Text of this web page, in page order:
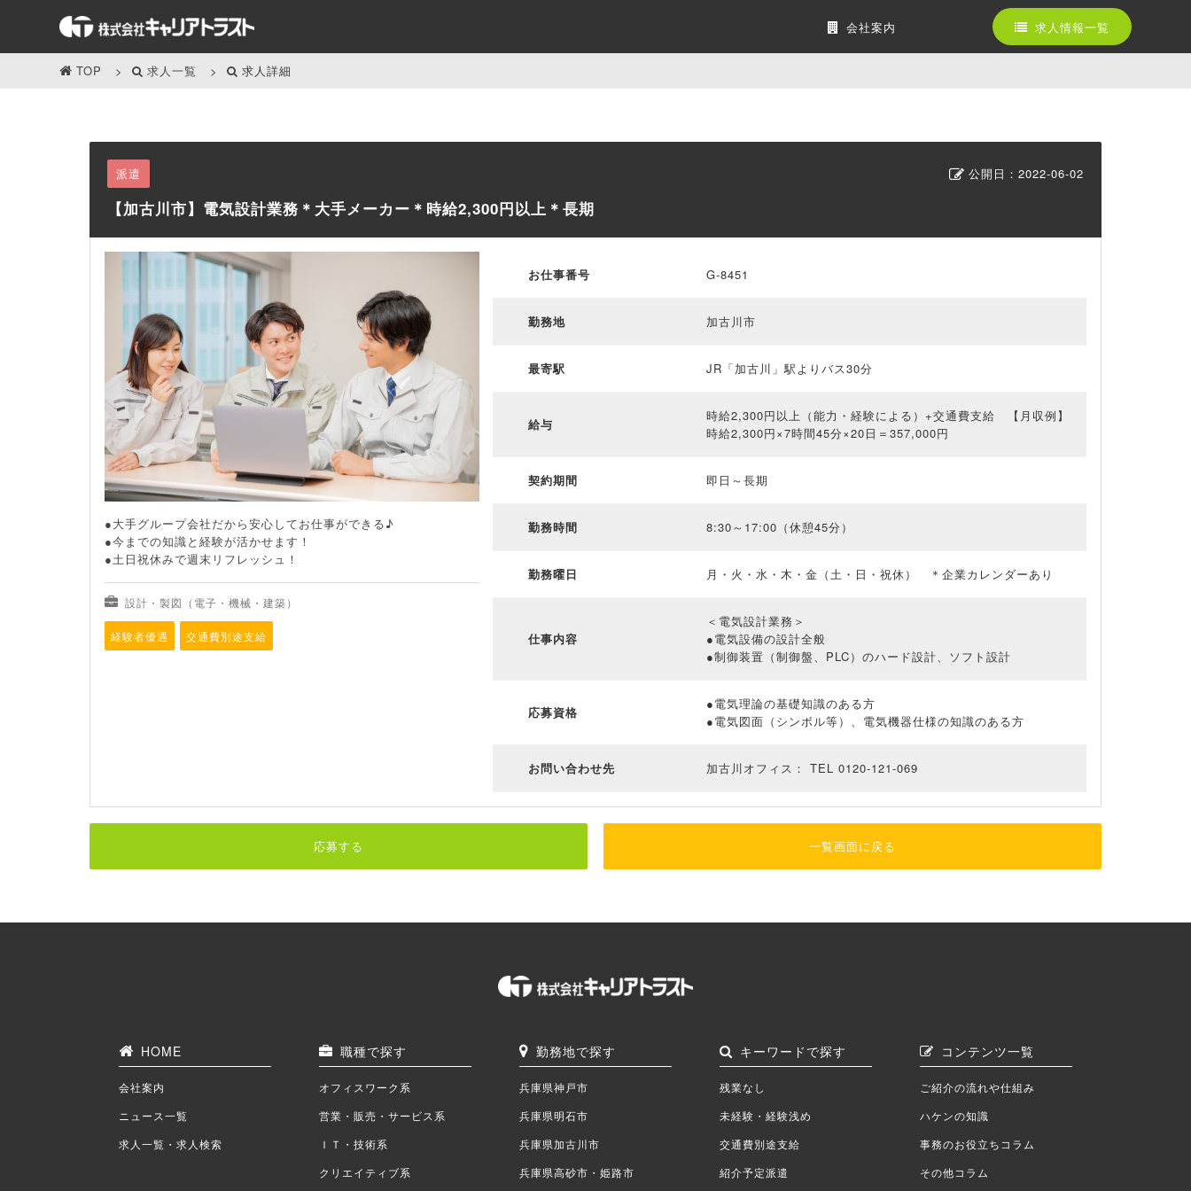
会社案内 求人情報一覧
TOP 求人一覧 求人詳細
公開日：2022-06-02
派遣
【加古川市】電気設計業務＊大手メーカー＊時給2,300円以上＊長期
●大手グループ会社だから安心してお仕事ができる♪
●今までの知識と経験が活かせます！
●土日祝休みで週末リフレッシュ！
設計・製図（電子・機械・建築）
経験者優遇 交通費別途支給
お仕事番号 G-8451
勤務地 加古川市
最寄駅 JR「加古川」駅よりバス30分
給与
時給2,300円以上（能力・経験による）+交通費支給 【月収例】
時給2,300円×7時間45分×20日＝357,000円
契約期間 即日～長期
勤務時間 8:30～17:00（休憩45分）
勤務曜日 月・火・水・木・金（土・日・祝休） ＊企業カレンダーあり
仕事内容
＜電気設計業務＞
●電気設備の設計全般
●制御装置（制御盤、PLC）のハード設計、ソフト設計
応募資格
●電気理論の基礎知識のある方
●電気図面（シンボル等）、電気機器仕様の知識のある方
お問い合わせ先 加古川オフィス： TEL 0120-121-069
応募する 一覧画面に戻る
HOME
会社案内
ニュース一覧
求人一覧・求人検索
職種で探す
オフィスワーク系
営業・販売・サービス系
ＩＴ・技術系
クリエイティブ系
勤務地で探す
兵庫県神戸市
兵庫県明石市
兵庫県加古川市
兵庫県高砂市・姫路市
キーワードで探す
残業なし
未経験・経験浅め
交通費別途支給
紹介予定派遣
コンテンツ一覧
ご紹介の流れや仕組み
ハケンの知識
事務のお役立ちコラム
その他コラム